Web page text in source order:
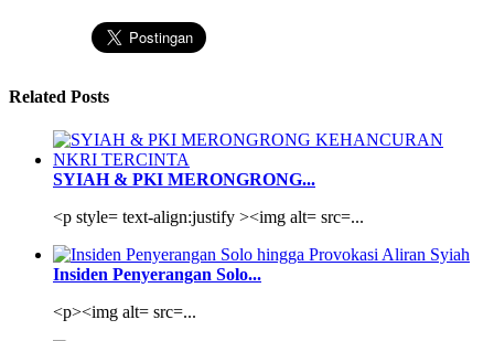
Related Posts
SYIAH & PKI MERONGRONG...
<p style= text-align:justify ><img alt= src=...
Insiden Penyerangan Solo...
<p><img alt= src=...